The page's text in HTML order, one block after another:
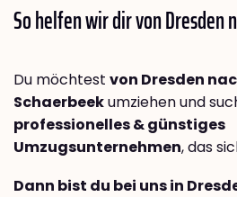
So helfen wir dir von Dresden
Du möchtest von Dresden
Schaerbeekumziehen und
professionelles & günstiges
Umzugsunternehmen, das
Dann bist du bei uns in